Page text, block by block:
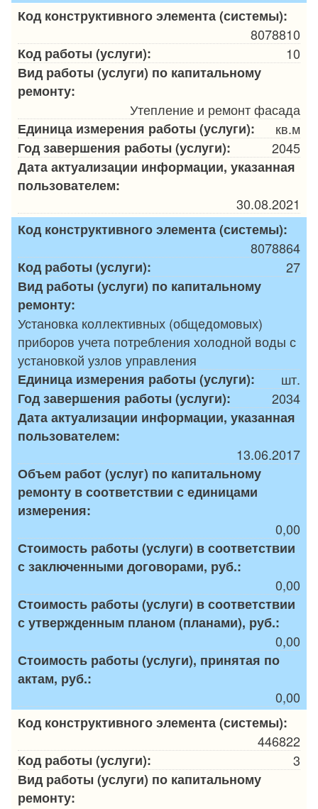
Код конструктивного элемента (системы):
8078810
Код работы (услуги):
10
Вид работы (услуги) по капитальному
ремонту:
Утепление и ремонт фасада
Единица измерения работы (услуги):
кв.м
Год завершения работы (услуги):
2045
Дата актуализации информации, указанная
пользователем:
30.08.2021
Код конструктивного элемента (системы):
8078864
Код работы (услуги):
27
Вид работы (услуги) по капитальному
ремонту:
Установка коллективных (общедомовых)
приборов учета потребления холодной воды с
установкой узлов управления
Единица измерения работы (услуги):
шт.
Год завершения работы (услуги):
2034
Дата актуализации информации, указанная
пользователем:
13.06.2017
Объем работ (услуг) по капитальному
ремонту в соответствии с единицами
измерения:
0,00
Стоимость работы (услуги) в соответствии
с заключенными договорами, руб.:
0,00
Стоимость работы (услуги) в соответствии
с утвержденным планом (планами), руб.:
0,00
Стоимость работы (услуги), принятая по
актам, руб.:
0,00
Код конструктивного элемента (системы):
446822
Код работы (услуги):
3
Вид работы (услуги) по капитальному
ремонту: